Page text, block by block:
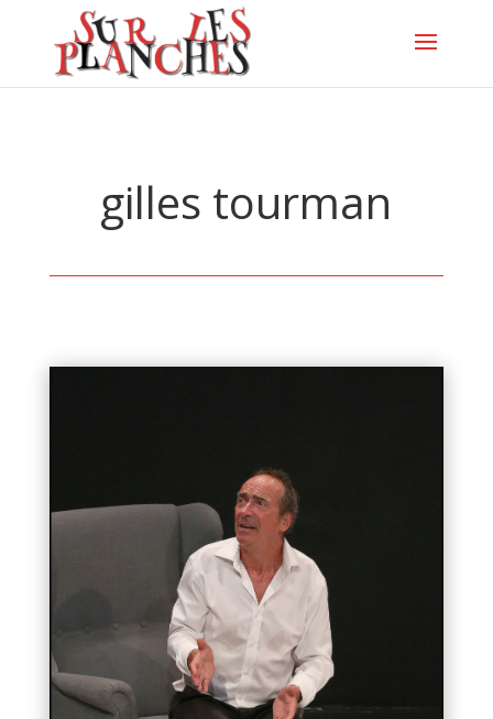
gilles tourman